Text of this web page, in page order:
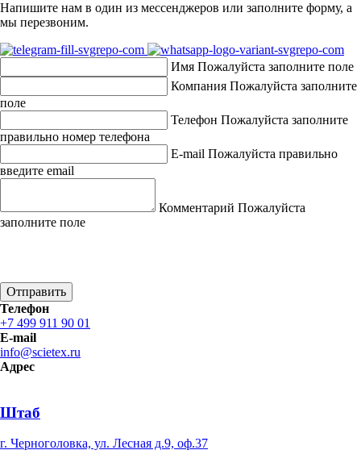
Напишите нам в один из мессенджеров или заполните форму, а
мы перезвоним.
Имя Пожалуйста заполните поле
Компания Пожалуйста заполните
поле
Телефон Пожалуйста заполните
правильно номер телефона
E-mail Пожалуйста правильно
введите email
Комментарий Пожалуйста
заполните поле
Отправить
Телефон
+7 499 911 90 01
E-mail
info@scietex.ru
Адрес
Штаб
г. Черноголовка, ул. Лесная д.9, оф.37